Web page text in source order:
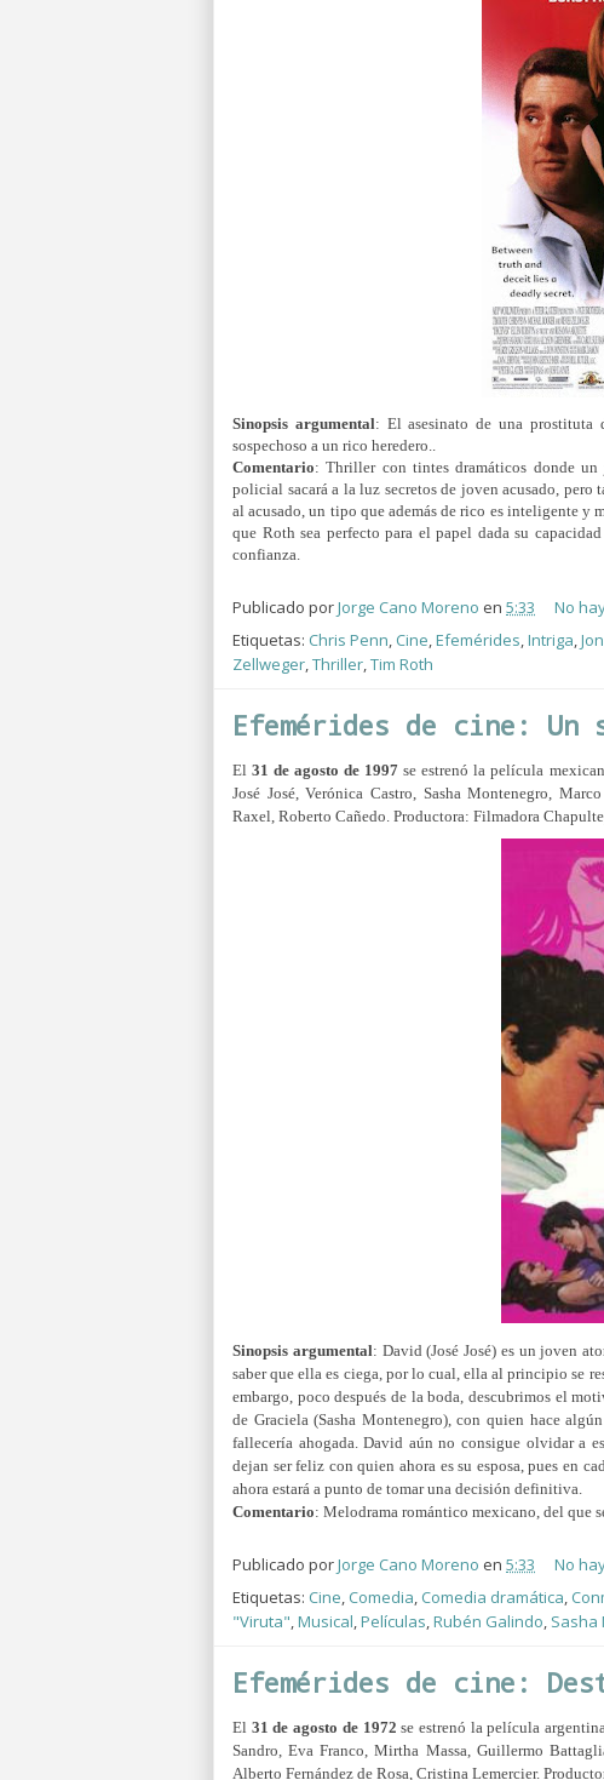
Sinopsis argumental: El asesinato de una prostituta
sospechoso a un rico heredero..
Comentario: Thriller con tintes dramáticos donde
policial sacará a la luz secretos de joven acusado,
al acusado, un tipo que además de rico es inteligente y
que Roth sea perfecto para el papel dada su
confianza.
Publicado porJorge Cano Moreno en 5:33
No
Etiquetas: Chris Penn, Cine,Efemérides,Intriga,
Zellweger,Thriller,Tim Roth
Efemérides de cine: Un
El31 de agosto de 1997 se estrenó la película
José José, Verónica Castro, Sasha Montenegro,
Raxel, Roberto Cañedo. Productora: Filmadora
Sinopsis argumental: David (José José) es un joven
saber que ella es ciega, por lo cual, ella al principio se
embargo, poco después de la boda, descubrimos el
de Graciela (Sasha Montenegro), con quien hace
fallecería ahogada.David aún no consigue olvidar a
dejan ser feliz con quien ahora es su esposa, pues en
ahora estará a punto de tomar una decisión definitiva.
Comentario: Melodrama romántico mexicano, del que
Publicado porJorge Cano Moreno en 5:33
No
Etiquetas: Cine, Comedia, Comedia dramática,
"Viruta",Musical,Películas,Rubén Galindo, Sasha
Efemérides de cine:
El 31 de agosto de 1972 se estrenó la película argentina
Sandro, Eva Franco, Mirtha Massa, Guillermo
Alberto Fernández de Rosa, Cristina Lemercier.